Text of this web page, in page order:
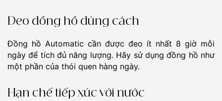
Đeo đồng hồ đúng cách
Đồng hồ Automatic cần được đeo ít nhất 8 giờ mỗi
ngày để tích đủ năng lượng. Hãy sử dụng đồng hồ như
một phần của thói quen hàng ngày.
Hạn chế tiếp xúc với nước